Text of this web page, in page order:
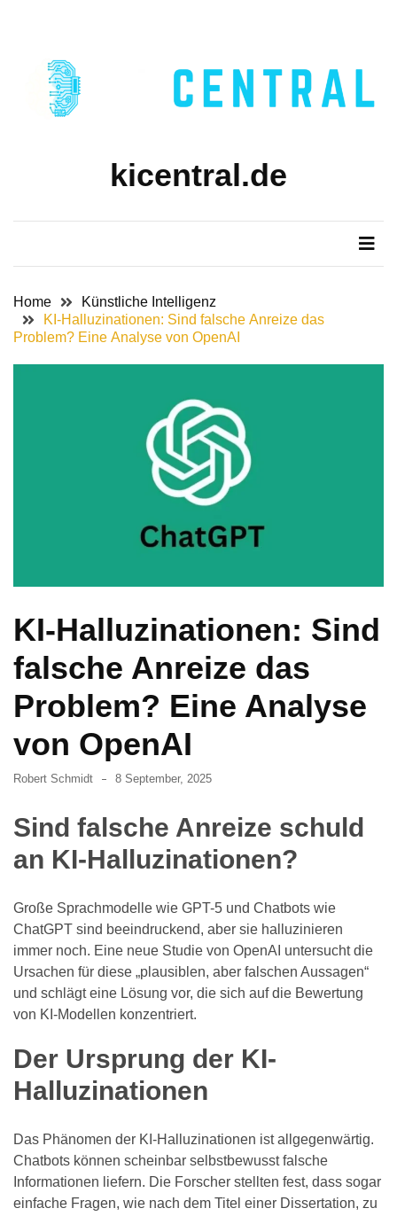
kicentral.de
Home
Künstliche Intelligenz
KI-Halluzinationen: Sind falsche Anreize das
Problem? Eine Analyse von OpenAI
KI-Halluzinationen: Sind
falsche Anreize das
Problem? Eine Analyse
von OpenAI
Robert Schmidt 8 September, 2025
Sind falsche Anreize schuld
an KI-Halluzinationen?
Große Sprachmodelle wie GPT-5 und Chatbots wie
ChatGPT sind beeindruckend, aber sie halluzinieren
immer noch. Eine neue Studie von OpenAI untersucht die
Ursachen für diese „plausiblen, aber falschen Aussagen“
und schlägt eine Lösung vor, die sich auf die Bewertung
von KI-Modellen konzentriert.
Der Ursprung der KI-
Halluzinationen
Das Phänomen der KI-Halluzinationen ist allgegenwärtig.
Chatbots können scheinbar selbstbewusst falsche
Informationen liefern. Die Forscher stellten fest, dass sogar
einfache Fragen, wie nach dem Titel einer Dissertation, zu